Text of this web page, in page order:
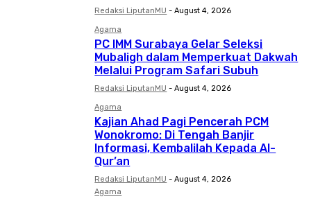
Redaksi LiputanMU - August 4, 2026
Agama
PC IMM Surabaya Gelar Seleksi
Mubaligh dalam Memperkuat Dakwah
Melalui Program Safari Subuh
Redaksi LiputanMU - August 4, 2026
Agama
Kajian Ahad Pagi Pencerah PCM
Wonokromo: Di Tengah Banjir
Informasi, Kembalilah Kepada Al-
Qur’an
Redaksi LiputanMU - August 4, 2026
Agama